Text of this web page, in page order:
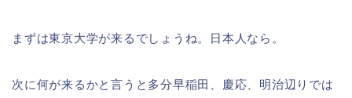
まずは東京大学が来るでしょうね。日本人なら。
次に何が来るかと言うと多分早稲田、慶応、明治辺りでは